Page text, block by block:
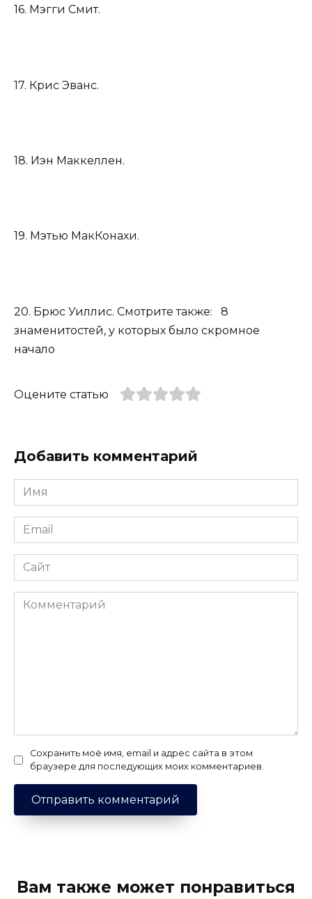
16. Мэгги Смит.
17. Крис Эванс.
18. Иэн Маккеллен.
19. Мэтью МакКонахи.
20. Брюс Уиллис. Смотрите также: 8
знаменитостей, у которых было скромное
начало
Оцените статью
Добавить комментарий
Имя
*
Email
*
Сайт
Комментарий
Сохранить моё имя, email и адрес сайта в этом
браузере для последующих моих комментариев.
Вам также может понравиться